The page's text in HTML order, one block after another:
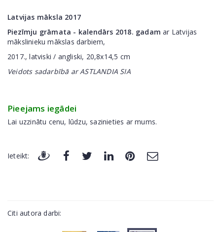
Latvijas māksla 2017
Piezīmju grāmata - kalendārs 2018. gadam ar Latvijas
mākslinieku mākslas darbiem,
2017., latviski / angliski, 20,8x14,5 cm
Veidots sadarbībā ar ASTLANDIA SIA
Pieejams iegādei
Lai uzzinātu cenu, lūdzu, sazinieties ar mums.
Ieteikt:
Citi autora darbi: